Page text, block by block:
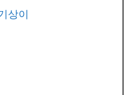
상이